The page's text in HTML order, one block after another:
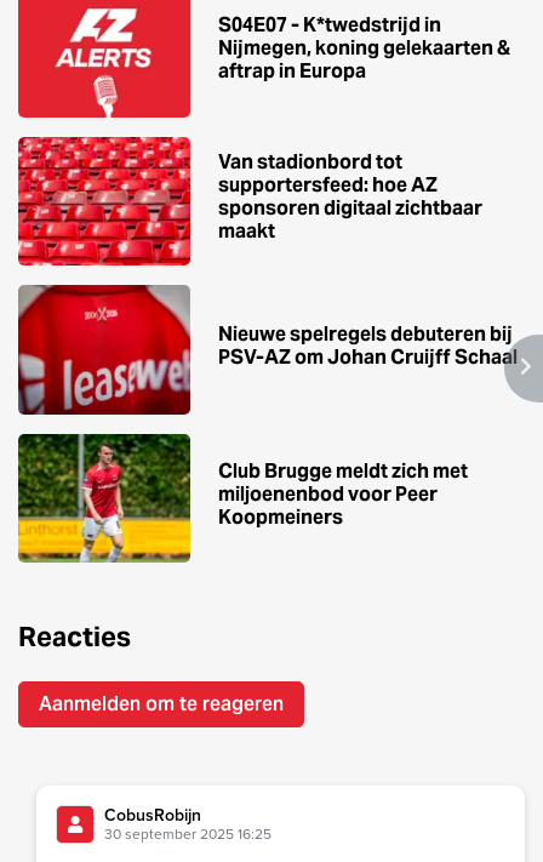
S04E07 - K*twedstrijd in
Nijmegen, koning gelekaarten &
aftrap in Europa
Van stadionbord tot
supportersfeed: hoe AZ
sponsoren digitaal zichtbaar
maakt
Nieuwe spelregels debuteren bij
PSV-AZ om Johan Cruijff Schaal
Club Brugge meldt zich met
miljoenenbod voor Peer
Koopmeiners
Reacties
Aanmelden om te reageren
CobusRobijn
30 september 2025 16:25